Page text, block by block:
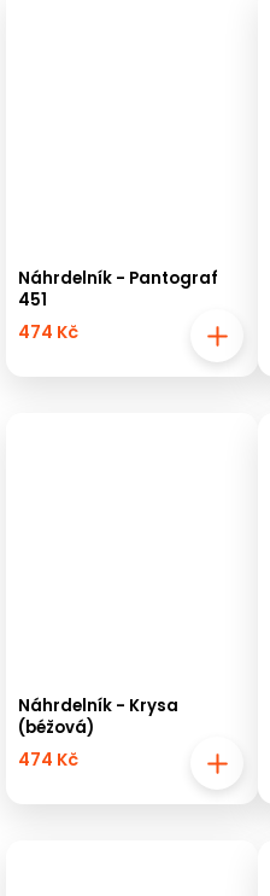
Náhrdelník - Pantograf
451
474 Kč
Náhrdelník - Krysa
(béžová)
474 Kč